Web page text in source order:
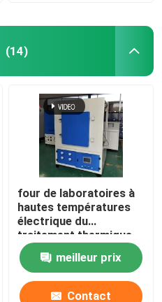
(14)
four de laboratoires à
hautes températures
électrique du
traitement thermique
1400C avec le fil de
résistancemeilleur prix
Contact